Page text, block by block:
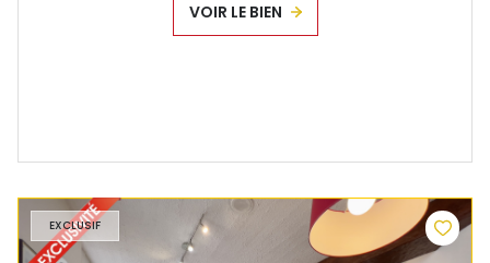
VOIR LE BIEN
EXCLUSIF